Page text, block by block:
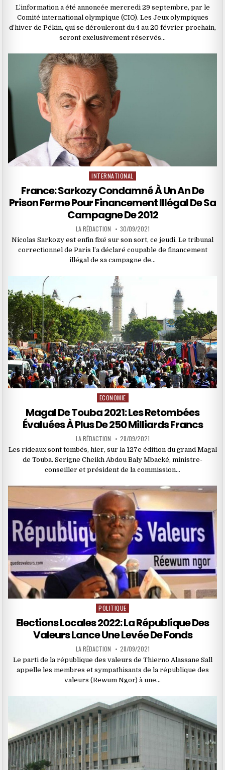
L’information a été annoncée mercredi 29 septembre, par le
Comité international olympique (CIO). Les Jeux olympiques
d’hiver de Pékin, qui se dérouleront du 4 au 20 février prochain,
seront exclusivement réservés…
Posted
INTERNATIONAL
France: Sarkozy Condamné À Un An De
Prison Ferme Pour Financement Illégal De Sa
Campagne De 2012
LA RÉDACTION 30/09/2021
Nicolas Sarkozy est enfin fixé sur son sort, ce jeudi. Le tribunal
correctionnel de Paris l’a déclaré coupable de financement
illégal de sa campagne de…
Posted
ECONOMIE
Magal De Touba 2021: Les Retombées
Évaluées À Plus De 250 Milliards Francs
LA RÉDACTION 28/09/2021
Les rideaux sont tombés, hier, sur la 127e édition du grand Magal
de Touba. Serigne Cheikh Abdou Baly Mbacké, ministre-
conseiller et président de la commission…
Posted
in
POLITIQUE
Elections Locales 2022: La République Des
Valeurs Lance Une Levée De Fonds
LA RÉDACTION 28/09/2021
Le parti de la république des valeurs de Thierno Alassane Sall
appelle les membres et sympathisants de la république des
valeurs (Rewum Ngor) à une…